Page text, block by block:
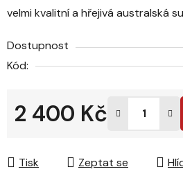
velmi kvalitní a hřejivá australská
Dostupnost
Kód:
2 400 Kč
Tisk Zeptat se